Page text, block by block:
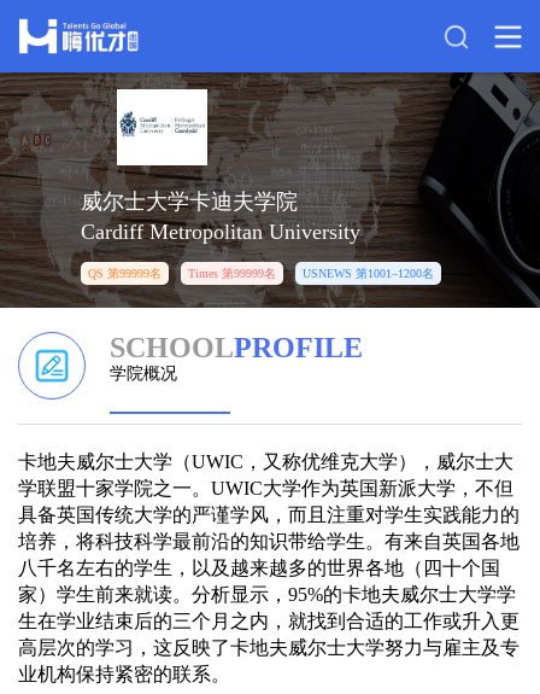
威尔士大学卡迪夫学院
Cardiff Metropolitan University
QS 第99999名 Times 第99999名 USNEWS 第1001–1200名
SCHOOLPROFILE
学院概况
卡地夫威尔士大学（UWIC，又称优维克大学），威尔士大
学联盟十家学院之一。UWIC大学作为英国新派大学，不但
具备英国传统大学的严谨学风，而且注重对学生实践能力的
培养，将科技科学最前沿的知识带给学生。有来自英国各地
八千名左右的学生，以及越来越多的世界各地（四十个国
家）学生前来就读。分析显示，95%的卡地夫威尔士大学学
生在学业结束后的三个月之内，就找到合适的工作或升入更
高层次的学习，这反映了卡地夫威尔士大学努力与雇主及专
业机构保持紧密的联系。